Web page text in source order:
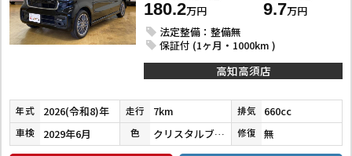
180.2万円 9.7万円
法定整備：整備無
保証付 (1ヶ月・1000km )
高知高須店
年式 2026(令和8)年 走行 7km 排気 660cc
車検 2029年6月 色 クリスタルブラックパール 修復 無